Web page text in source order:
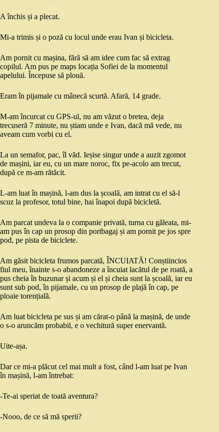
A închis și a plecat.
Mi-a trimis și o poză cu locul unde erau Ivan și bicicleta.
Am pornit cu mașina, fără să am idee cum fac să extrag
copilul. Am pus pe maps locația Sofiei de la momentul
apelului. Începuse să plouă.
Eram în pijamale cu mânecă scurtă. Afară, 14 grade.
M-am încurcat cu GPS-ul, nu am văzut o bretea, deja
trecuseră 7 minute, nu știam unde e Ivan, dacă mă vede, nu
aveam cum vorbi cu el.
La un semafor, pac, îl văd. Ieșise singur unde a auzit zgomot
de mașini, iar eu, cu un mare noroc, fix pe-acolo am trecut,
după ce m-am rătăcit.
L-am luat în mașină, l-am dus la școală, am intrat cu el să-l
scuz la profesor, totul bine, hai înapoi după bicicletă.
Am parcat undeva la o companie privată, turna cu găleata, mi-
am pus în cap un prosop din portbagaj și am pornit pe jos spre
pod, pe pista de biciclete.
Am găsit bicicleta frumos parcată, ÎNCUIATĂ! Conștiincios
fiul meu, înainte s-o abandoneze a încuiat lacătul de pe roată, a
pus cheia în buzunar și acum și el și cheia sunt la școală, iar eu
sunt sub pod, în pijamale, cu un prosop de plajă în cap, pe
ploaie torențială.
Am luat bicicleta pe sus și am cărat-o până la mașină, de unde
o s-o aruncăm probabil, e o vechitură super enervantă.
Uite-așa.
Dar ce mi-a plăcut cel mai mult a fost, când l-am luat pe Ivan
în mașină, l-am întrebat:
-Te-ai speriat de toată aventura?
-Nooo, de ce să mă sperii?